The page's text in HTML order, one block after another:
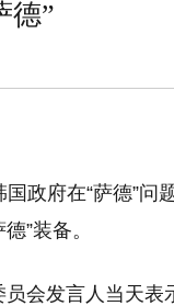
德”
政府在“萨德”问
”装备。
会发言人当天表